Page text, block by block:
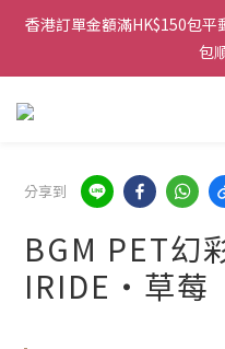
香港訂單金額滿HK$150包平
包
香港訂單金額滿HK$150包平
包
【網店限定！】指定清貨商
香港訂單金額滿HK$150包
包
分享到
BGM PET幻
IRIDE・草莓